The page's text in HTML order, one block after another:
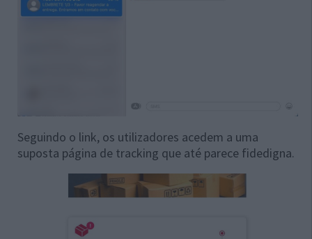
Seguindo o link, os utilizadores acedem a uma
suposta página de tracking que até parece fidedigna.